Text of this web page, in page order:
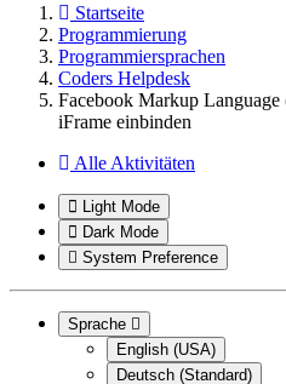
Startseite
Programmierung
Programmiersprachen
Coders Helpdesk
Facebook Markup
iFrame einbinden
Alle Aktivitäten
Light Mode
Dark Mode
System Preference
Sprache
English (USA)
Deutsch (Standard)